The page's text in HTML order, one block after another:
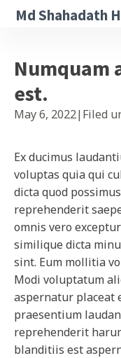
Md Shahadath
Numquam
est.
May 6, 2022 Filed
Ex ducimus
voluptas quia qui
dicta quod
reprehenderit
omnis vero
similique dicta
sint. Eum mollitia
Modi voluptatum
aspernatur placeat
praesentium
reprehenderit
blanditiis est